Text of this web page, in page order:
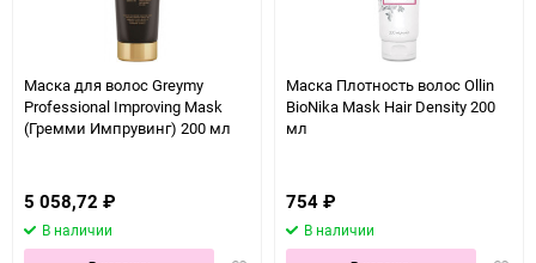
Маска для волос Greymy
Professional Improving Mask
(Гремми Импрувинг) 200 мл
5 058,72 ₽
В наличии
Маска Плотность волос Ollin
BioNika Mask Hair Density 200
мл
754 ₽
В наличии